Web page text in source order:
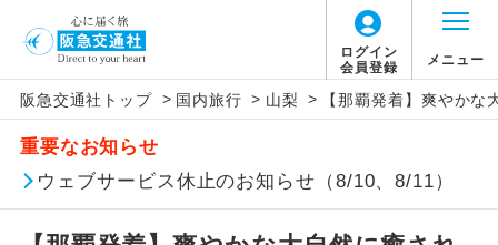
ログイン
会員登録
メニュー
阪急交通社トップ > 国内旅行 > 山梨 > 【那覇発着】爽やか
重要なお知らせ
ウェブサービス休止のお知らせ（8/10、8/11）
【国内旅客施設使用料について】
旅行代金に国内旅客施設使用料は含まれてお
りません。別途お支払いが必要となります。
羽田空港往復：大人900円、子供900円
2026/10/6〜2027/6/4 羽田空港往復：大人
アイコン 説明
添乗員同行
往路出発空港（駅）から復路到着空港
（駅）まで同行します。